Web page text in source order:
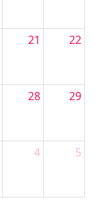
21 22
28 29
4 5